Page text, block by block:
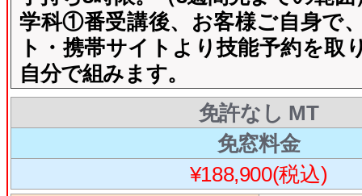
学科①番受講後、お客様ご自身で
ト・携帯サイトより技能予約を取
自分で組みます。
免許なし MT
免窓料金
¥188,900(税込)